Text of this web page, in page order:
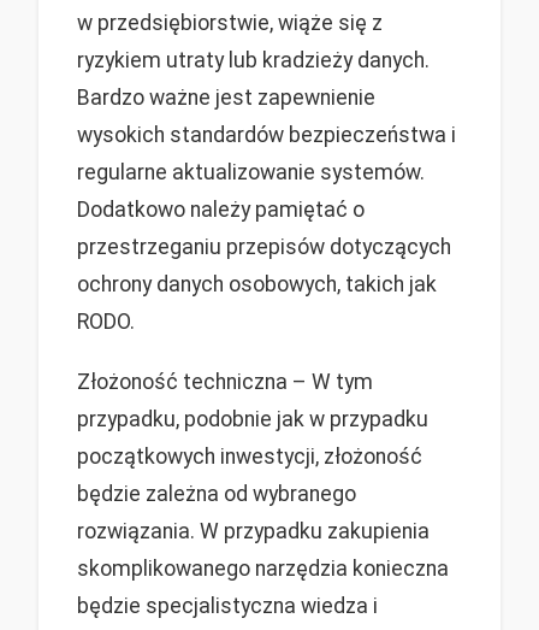
w przedsiębiorstwie, wiąże się z
ryzykiem utraty lub kradzieży danych.
Bardzo ważne jest zapewnienie
wysokich standardów bezpieczeństwa i
regularne aktualizowanie systemów.
Dodatkowo należy pamiętać o
przestrzeganiu przepisów dotyczących
ochrony danych osobowych, takich jak
RODO.
Złożoność techniczna – W tym
przypadku, podobnie jak w przypadku
początkowych inwestycji, złożoność
będzie zależna od wybranego
rozwiązania. W przypadku zakupienia
skomplikowanego narzędzia konieczna
będzie specjalistyczna wiedza i